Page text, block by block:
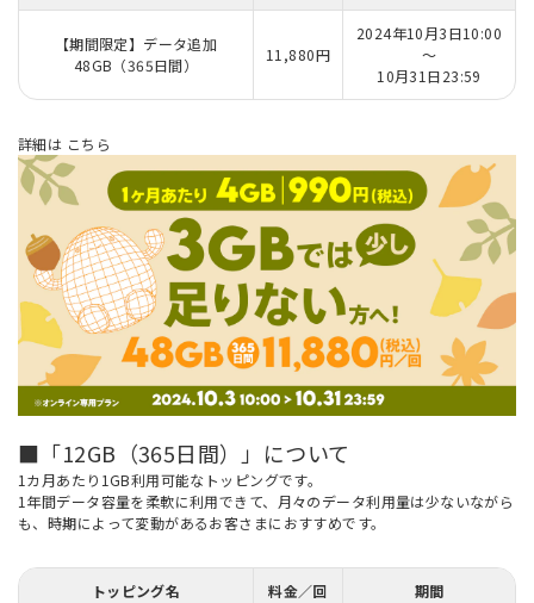
【期間限定】データ追加
48GB（365日間）
11,880円
2024年10月3日10:00
～
10月31日23:59
詳細は こちら
■「12GB（365日間）」について
1カ月あたり1GB利用可能なトッピングです。
1年間データ容量を柔軟に利用できて、月々のデータ利用量は少ないながら
も、時期によって変動があるお客さまにおすすめです。
トッピング名 料金／回 期間